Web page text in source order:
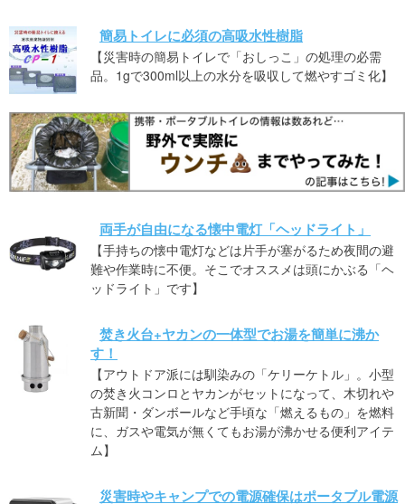
簡易トイレに必須の高吸水性樹脂
【災害時の簡易トイレで「おしっこ」の処理の必需
品。1gで300ml以上の水分を吸収して燃やすゴミ化】
両手が自由になる懐中電灯「ヘッドライト」
【手持ちの懐中電灯などは片手が塞がるため夜間の避
難や作業時に不便。そこでオススメは頭にかぶる「ヘ
ッドライト」です】
焚き火台+ヤカンの一体型でお湯を簡単に沸か
す！
【アウトドア派には馴染みの「ケリーケトル」。小型
の焚き火コンロとヤカンがセットになって、木切れや
古新聞・ダンボールなど手頃な「燃えるもの」を燃料
に、ガスや電気が無くてもお湯が沸かせる便利アイテ
ム】
災害時やキャンプでの電源確保はポータブル電源